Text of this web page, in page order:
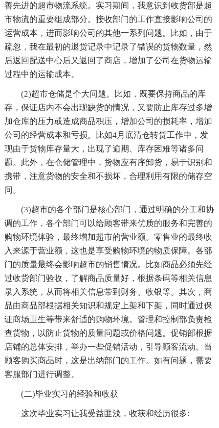
善先进的超市物流系统。实习期间，我意识到收货部是超
市物流的重要组成部分。接收部门的工作直接影响公司的
运营成本，进而影响公司的其他一系列问题。比如，由于
疏忽，我在最初的退货记录中记录了错误的货物数量，然
后返回配送中心后又返回了商店，增加了公司在货物运输
过程中的运输成本。
(2)超市仓储是个大问题。比如，既要保持商品的库
存，保证店内不会出现缺货的情况，又要防止库存过多增
加仓库的压力或造成商品积压，增加公司的损耗率，增加
公司的经营成本和亏损。比如4月底清仓转货工作中，发
现由于货物库存量大，出现了逾期、库存困难等诸多问
题。此外，在仓储管理中，货物应有序卸货，易于识别和
携带，注意货物的安全和不损坏，合理利用有限的储存空
间。
(3)超市的各个部门是核心部门，通过明确的分工和协
调的工作，各个部门可以给顾客带来优质的服务和完善的
购物环境体验，最终增加超市的营业额。零售业的最终收
入来源于营业额，这也是享受购物环境的物质保障。各部
门的质量最终会影响超市的销售情况。比如商品必须先经
过收货部门验收，了解商品质量好，根据条码等相关信息
录入系统，从而将相关信息带到财务、收银等。其次，商
品由商品部根据相关知识和规定上架和下架，同时通过保
证商场卫生等带来舒适的购物环境。管理和控制部负责检
查货物，以防止货物的质量问题或价格问题。促销部根据
店铺的总体安排，举办一些促销活动，引导顾客流动。当
顾客购买商品时，这是出纳部门的工作。如有问题，需要
客服部门进行调整。
(二)毕业实习的经验和收获
这次毕业实习让我受益匪浅，收获和经历很多: